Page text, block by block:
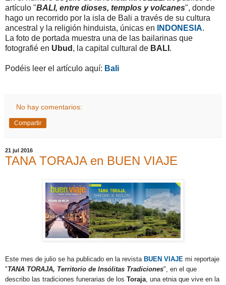
artículo "BALI, entre dioses, templos y volcanes", donde
hago un recorrido por la isla de Bali a través de su cultura
ancestral y la religión hinduista, únicas en
INDONESIA.
La foto de portada muestra una de las bailarinas que
fotografié en Ubud , la capital cultural de BALI .
Podéis leer el artículo aquí: Bali
No hay comentarios:
Compartir
21 jul 2016
TANA TORAJA en BUEN VIAJE
Este mes de julio se ha publicado en la revista BUEN VIAJE mi reportaje
"TANA TORAJA, Territorio de Insólitas Tradiciones", en el que
describo las tradiciones funerarias de los Toraja, una etnia que vive en la